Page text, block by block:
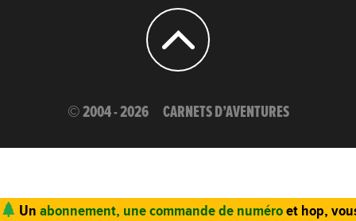
© 2004 - 2026 CARNETS D’AVENTURES